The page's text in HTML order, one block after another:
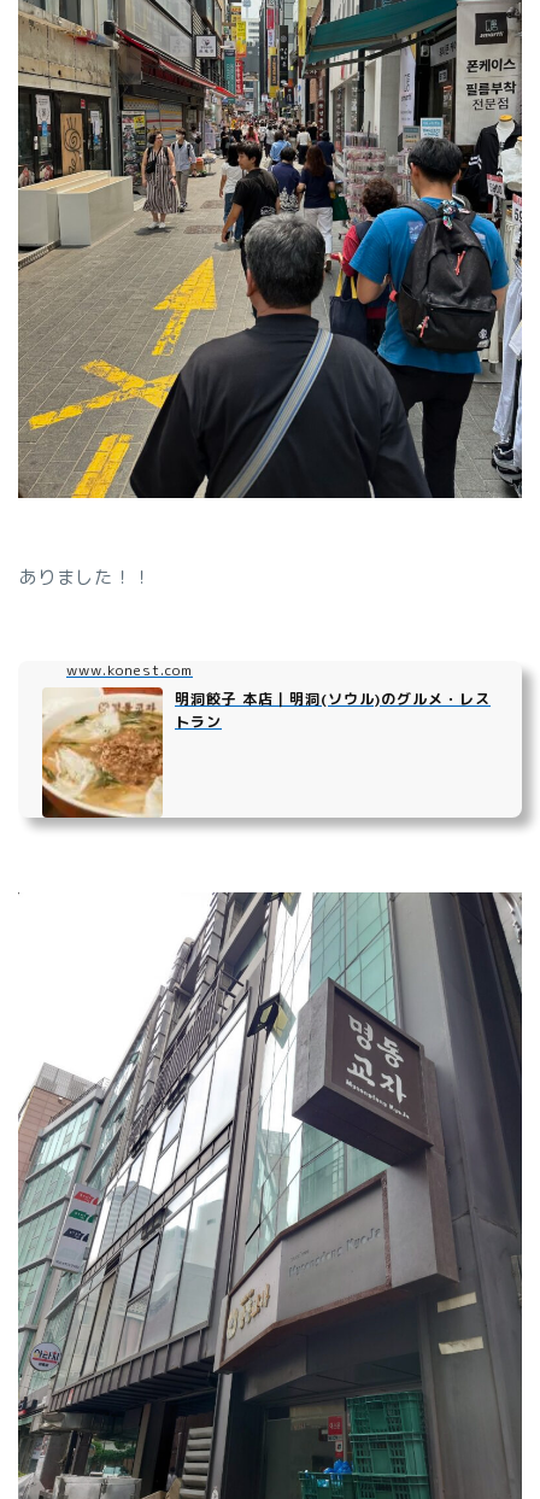
ありました！！
www.konest.com
明洞餃子 本店｜明洞(ソウル)のグルメ・レス
トラン